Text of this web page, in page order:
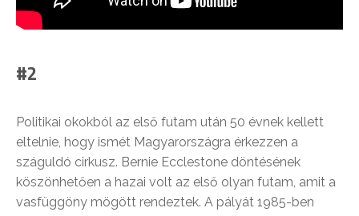
#2
Politikai okokból az első futam után 50 évnek kellett
eltelnie, hogy ismét Magyarországra érkezzen a
száguldó cirkusz. Bernie Ecclestone döntésének
köszönhetően a hazai volt az első olyan futam, amit a
vasfüggöny mögött rendeztek. A pályát 1985-ben